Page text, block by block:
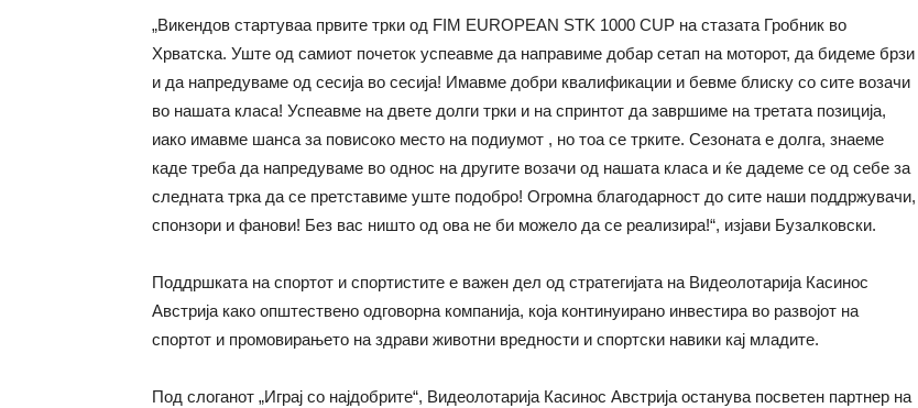
„Викендов стартуваа првите трки од FIM EUROPEAN STK 1000 CUP на стазата Гробник во
Хрватска. Уште од самиот почеток успеавме да направиме добар сетап на моторот, да бидеме брзи
и да напредуваме од сесија во сесија! Имавме добри квалификации и бевме блиску со сите возачи
во нашата класа! Успеавме на двете долги трки и на спринтот да завршиме на третата позиција,
иако имавме шанса за повисоко место на подиумот , но тоа се трките. Сезоната е долга, знаеме
каде треба да напредуваме во однос на другите возачи од нашата класа и ќе дадеме се од себе за
следната трка да се претставиме уште подобро! Огромна благодарност до сите наши поддржувачи,
спонзори и фанови! Без вас ништо од ова не би можело да се реализира!“, изјави Бузалковски.
Поддршката на спортот и спортистите е важен дел од стратегијата на Видеолотарија Касинос
Австрија како општествено одговорна компанија, која континуирано инвестира во развојот на
спортот и промовирањето на здрави животни вредности и спортски навики кај младите.
Под слоганот „Играј со најдобрите“, Видеолотарија Касинос Австрија останува посветен партнер на